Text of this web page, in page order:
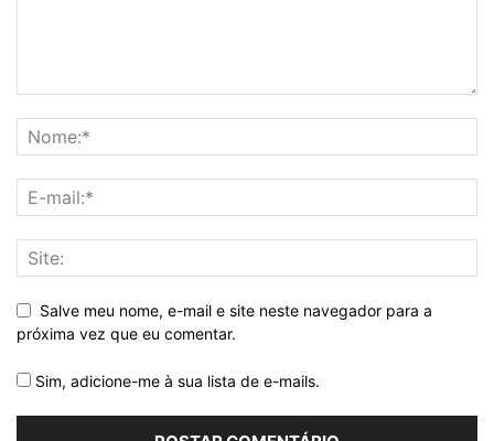
Salve meu nome, e-mail e site neste navegador para a
próxima vez que eu comentar.
Sim, adicione-me à sua lista de e-mails.